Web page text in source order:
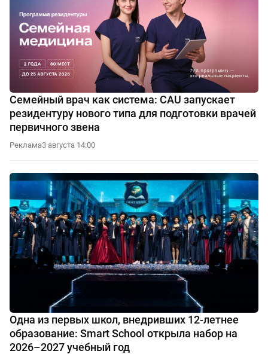
Семейный врач как система: CAU запускает
резидентуру нового типа для подготовки врачей
первичного звена
Реклама3 августа 14:00
Одна из первых школ, внедривших 12-летнее
образование: Smart School открыла набор на
2026–2027 учебный год